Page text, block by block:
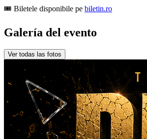
🎟️ Biletele disponibile pe biletin.ro
Galería del evento
Ver todas las fotos